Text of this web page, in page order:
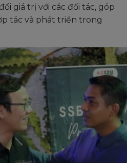
giá trị với các đối tác, góp
tác và phát triển trong